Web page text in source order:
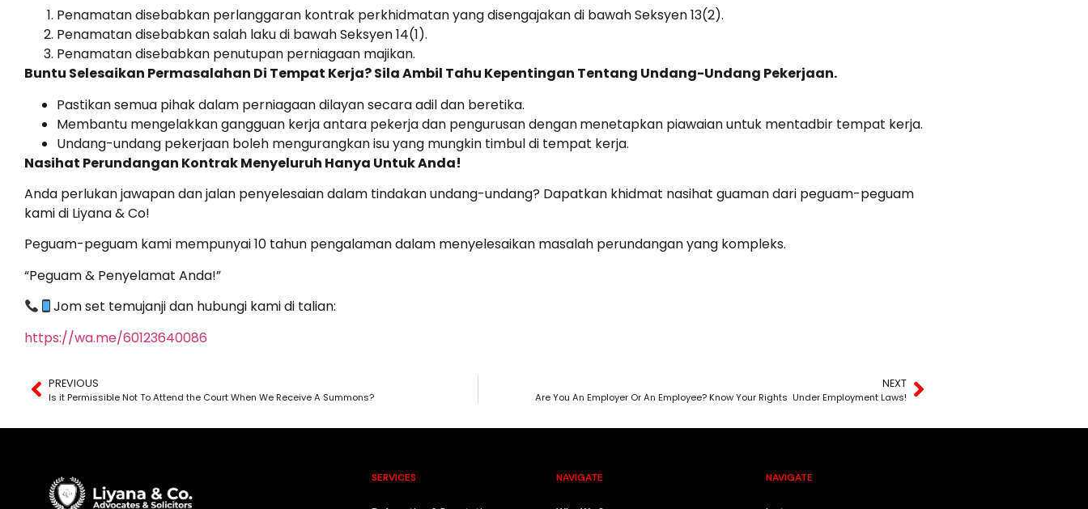
Penamatan disebabkan perlanggaran kontrak perkhidmatan yang disengajakan di bawah Seksyen 13(2).
Penamatan disebabkan salah laku di bawah Seksyen 14(1).
Penamatan disebabkan penutupan perniagaan majikan.
Buntu Selesaikan Permasalahan Di Tempat Kerja? Sila Ambil Tahu Kepentingan Tentang Undang-Undang Pekerjaan.
Pastikan semua pihak dalam perniagaan dilayan secara adil dan beretika.
Membantu mengelakkan gangguan kerja antara pekerja dan pengurusan denganmenetapkan piawaian untuk mentadbir tempat kerja.
Undang-undang pekerjaan boleh mengurangkan isu yang mungkin timbul di tempat kerja.
Nasihat Perundangan Kontrak Menyeluruh Hanya Untuk Anda!
Anda perlukan jawapan dan jalan penyelesaian dalam tindakan undang-undang? Dapatkan khidmat nasihat guaman dari peguam-peguam
kami di Liyana & Co!
Peguam-peguam kami mempunyai 10 tahun pengalaman dalam menyelesaikan masalah perundangan yang kompleks.
“Peguam & Penyelamat Anda!”
Jom set temujanji dan hubungi kami di talian:
https://wa.me/60123640086
PREVIOUS
Is it Permissible Not To Attend the Court When We Receive A Summons?
NEXT
Are You An Employer Or An Employee? Know Your Rights Under Employment Laws!
SERVICES NAVIGATE NAVIGATE